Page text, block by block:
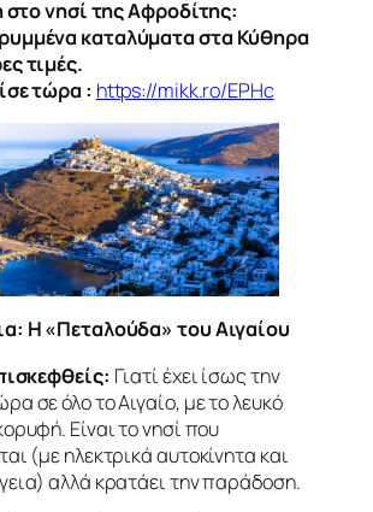
νησί της Αφροδίτης:
καταλύματα στα Κύθηρα
τιμές.
τώρα : https://mikk.ro/EPHc
Η «Πεταλούδα» του Αιγαίου
Γιατί έχει ίσως την
σε όλο το Αιγαίο, με το λευκό
Είναι το νησί που
(με ηλεκτρικά αυτοκίνητα και
αλλά κρατάει την παράδοση.